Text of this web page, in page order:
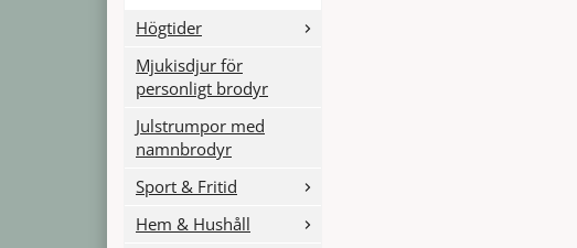
Högtider
Mjukisdjur för
personligt brodyr
Julstrumpor med
namnbrodyr
Sport & Fritid
Hem & Hushåll